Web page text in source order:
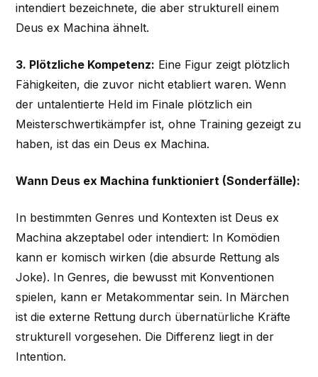
intendiert bezeichnete, die aber strukturell einem
Deus ex Machina ähnelt.
3. Plötzliche Kompetenz: Eine Figur zeigt plötzlich
Fähigkeiten, die zuvor nicht etabliert waren. Wenn
der untalentierte Held im Finale plötzlich ein
Meisterschwertikämpfer ist, ohne Training gezeigt zu
haben, ist das ein Deus ex Machina.
Wann Deus ex Machina funktioniert (Sonderfälle):
In bestimmten Genres und Kontexten ist Deus ex
Machina akzeptabel oder intendiert: In Komödien
kann er komisch wirken (die absurde Rettung als
Joke). In Genres, die bewusst mit Konventionen
spielen, kann er Metakommentar sein. In Märchen
ist die externe Rettung durch übernatürliche Kräfte
strukturell vorgesehen. Die Differenz liegt in der
Intention.